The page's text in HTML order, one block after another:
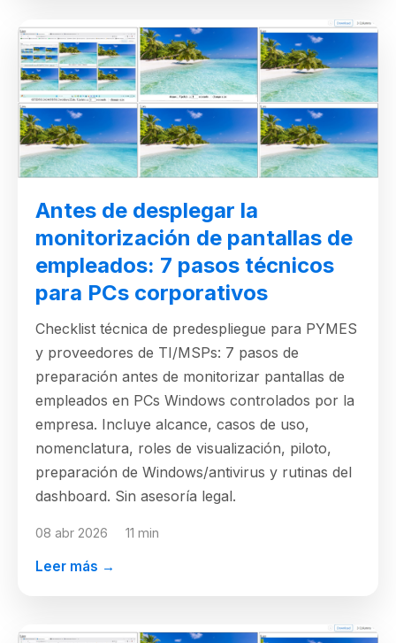
Antes de desplegar la
monitorización de pantallas de
empleados: 7 pasos técnicos
para PCs corporativos
Checklist técnica de predespliegue para PYMES
y proveedores de TI/MSPs: 7 pasos de
preparación antes de monitorizar pantallas de
empleados en PCs Windows controlados por la
empresa. Incluye alcance, casos de uso,
nomenclatura, roles de visualización, piloto,
preparación de Windows/antivirus y rutinas del
dashboard. Sin asesoría legal.
08 abr 2026 11 min
Leer más →